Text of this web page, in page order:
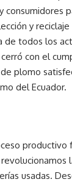
consumidores
y
de todos los
con el
plomo
del Ecuador.
productivo
usadas.